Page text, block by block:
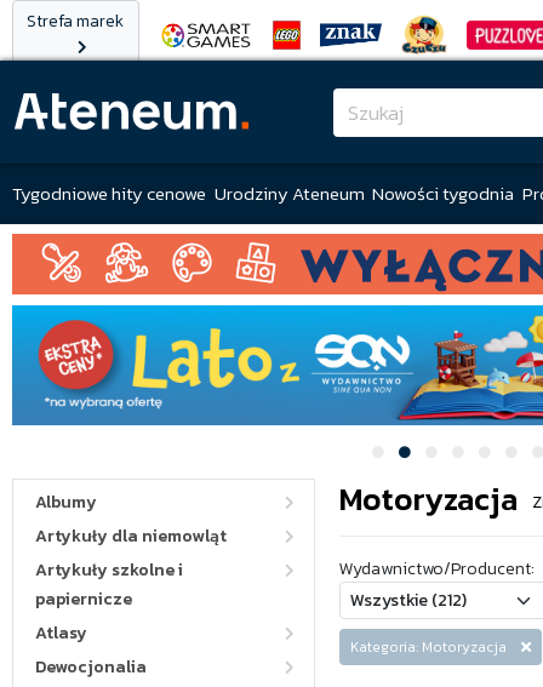
Strefa marek
Tygodniowe hity cenowe Urodziny Ateneum Nowości tygodnia
Albumy
Artykuły dla niemowląt
Artykuły szkolne i
papiernicze
Atlasy
Dewocjonalia
Motoryzacja
Wydawnictwo/Producent:
Kategoria: Motoryzacja